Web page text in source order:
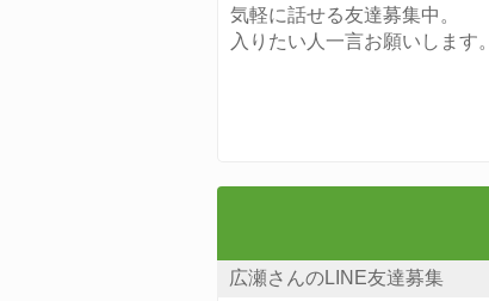
気軽に話せる友達募集中。
入りたい人一言お願いします。
広瀬さんのLINE友達募集